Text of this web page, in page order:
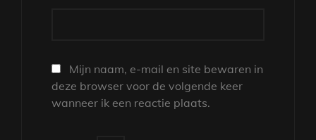
Mijn naam, e-mail en site bewaren in
deze browser voor de volgende keer
wanneer ik een reactie plaats.